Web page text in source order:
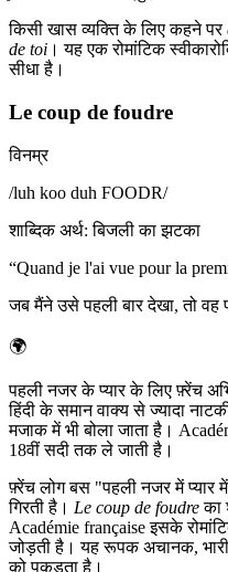
किसी खास व्यक्ति के लिए कहने पर
de toi । यह एक रोमांटिक
सीधा है।
Le coup de foudre
विनम्र
/luh koo duh FOODR/
शाब्दिक अर्थ: बिजली का झटका
“Quand je l'ai vue pour la
जब मैंने उसे पहली बार देखा, तो वह
🌍
पहली नजर के प्यार के लिए फ़्रेंच
हिंदी के समान वाक्य से ज्यादा
मजाक में भी बोला जाता है।
18वीं सदी तक ले जाती है।
फ़्रेंच लोग बस "पहली नजर में प्यार
गिरती है। Le coup de foudreका
Académie française इसके
जोड़ती है। यह रूपक अचानक,
को पकड़ता है।